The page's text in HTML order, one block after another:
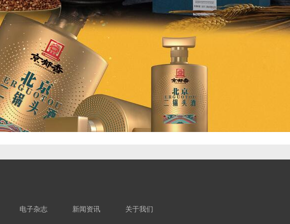
电子杂志 新闻资讯 关于我们